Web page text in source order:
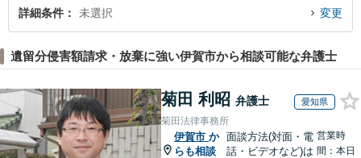
詳細条件 未選択 変更
遺留分侵害額請求・放棄に強い伊賀市から相談可能な弁護士
菊田 利昭 弁護士 愛知県
菊田法律事務所
伊賀市 か
らも相談
面談方法(対面・電
話・ビデオなど)は
営業時
間：本日